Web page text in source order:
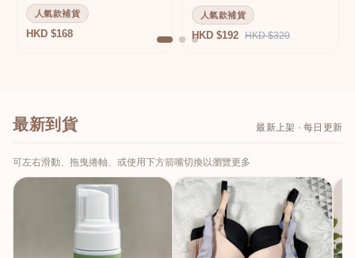
人氣款補貨
HKD $168
人氣款補貨
HKD $192 HKD $320
最新到貨 最新上架 · 每日更新
可左右滑動、拖曳捲軸、或使用下方箭嘴切換以瀏覽更多